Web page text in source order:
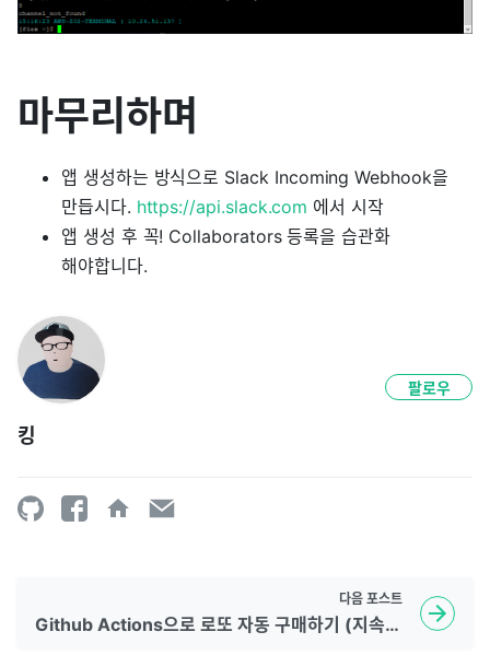
마무리하며
앱 생성하는 방식으로 Slack Incoming Webhook을
만듭시다. https://api.slack.com 에서 시작
앱 생성 후 꼭! Collaborators 등록을 습관화
해야합니다.
킹
팔로우
다음 포스트
Github Actions으로 로또 자동 구매하기 (지속적 로또)